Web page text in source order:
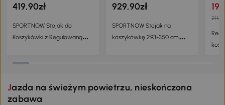
419,90zł
SPORTNOW Stojak do
Koszykówki z Regulowaną
Stalowy
929,90zł
SPORTNOW Stojak na
koszykówkę 293-350 cm,
Jazda na świeżym powietrzu, nieskończona
zabawa